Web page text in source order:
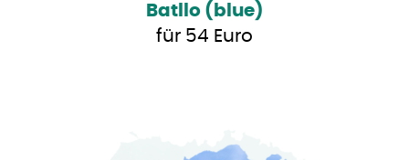
Batllo (blue)
für 54 Euro